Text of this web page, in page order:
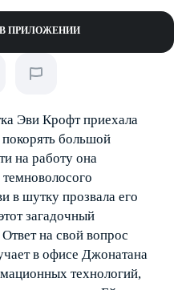
ПРИЛОЖЕНИИ
Эви Крофт приехала
большой
на работу она
темноволосого
в шутку прозвала его
загадочный
на свой вопрос
в офисе Джонатана
технологий,